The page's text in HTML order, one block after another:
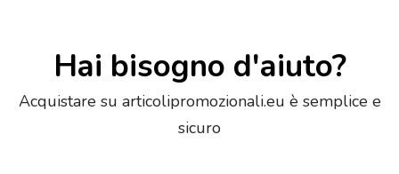
Hai bisogno d'aiuto?
Acquistare su articolipromozionali.eu è semplice e
sicuro